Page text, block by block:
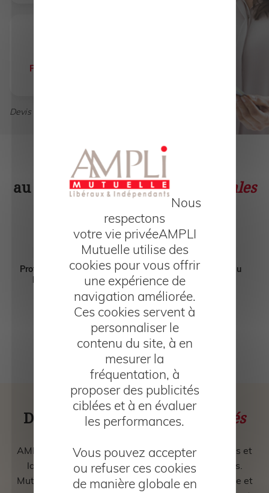
Plan épargne
Devis rapide, gratuit et anonyme !
Des solutions adaptées,
au service desprofessions libérales
Professions de
la santé
Métiers du
droit
Métiers du
Architecture et
Conseil et
Des produits reconnus et primés
AMPLI Mutuelle reçoit chaque année des trophées et
labels qui démontrent la qualité de ses produits.
Mutuelle santé, prévoyance, plan épargne retraite et
Nous
respectons
votre vie privéeAMPLI
Mutuelle utilise des
cookies pour vous offrir
une expérience de
navigation améliorée.
Ces cookies servent à
personnaliser le
contenu du site, à en
mesurer la
fréquentation, à
proposer des publicités
ciblées et à en évaluer
les performances.
Vous pouvez accepter
ou refuser ces cookies
de manière globale en